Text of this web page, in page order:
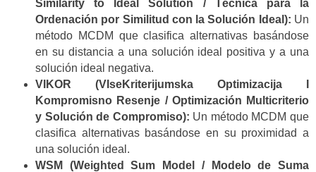
Similarity to Ideal Solution / Técnica para la
Ordenación por Similitud con la Solución Ideal): Un
método MCDM que clasifica alternativas basándose
en su distancia a una solución ideal positiva y a una
solución ideal negativa.
VIKOR (VIseKriterijumska Optimizacija I
Kompromisno Resenje / Optimización Multicriterio
y Solución de Compromiso): Un método MCDM que
clasifica alternativas basándose en su proximidad a
una solución ideal.
WSM (Weighted Sum Model / Modelo de Suma